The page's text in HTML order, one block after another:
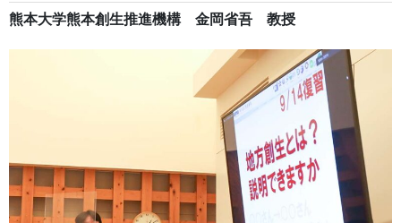
熊本大学熊本創生推進機構 金岡省吾 教授